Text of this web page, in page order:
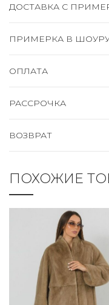
ДОСТАВКА C
ПРИМЕРКА В
ОПЛАТА
РАССРОЧКА
ВОЗВРАТ
ПОХОЖИЕ